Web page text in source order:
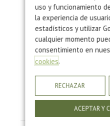
Fichas Técnicas Piel Integral
Fichas Técnicas Rígidos
Fichas Técnicas Spray
CCC1
CCC2
CCC3
uso y funcionamiento
la experiencia de
estadísticos y utilizar
cualquier momento
consentimiento en
cookies.
RECHAZAR
ACEPTAR Y